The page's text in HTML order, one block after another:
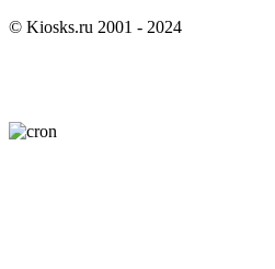
© Kiosks.ru 2001 - 2024